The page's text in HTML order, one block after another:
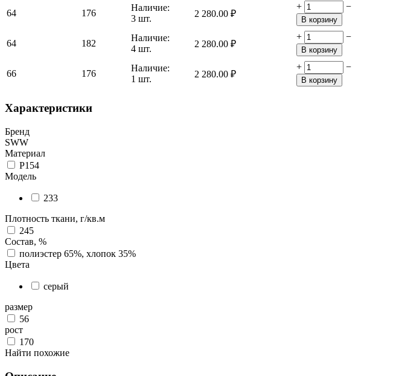
64 176
Наличие:
3 шт.
2 280.00 ₽
+ −
В корзину
64 182
Наличие:
4 шт.
2 280.00 ₽
+ −
В корзину
66 176
Наличие:
1 шт.
2 280.00 ₽
+ −
В корзину
Характеристики
Бренд
SWW
Материал
P154
Модель
233
Плотность ткани, г/кв.м
245
Состав, %
полиэстер 65%, хлопок 35%
Цвета
серый
размер
56
рост
170
Найти похожие